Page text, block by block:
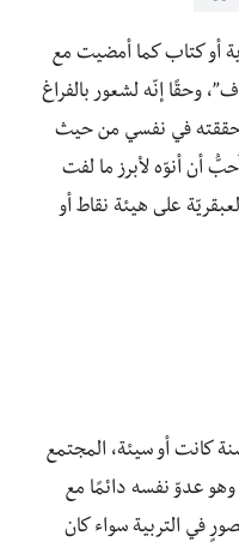
أو كتاب كما أمضيت مع
وحقًا إنّه لشعور بالفراغ
حققته في نفسي من حيث
أن أنوّه لأبرز ما لفت
على هيئة نقاط أو
كانت أو سيئة، المجتمع
وهو عدوّ نفسه دائمًا مع
في التربية سواء كان